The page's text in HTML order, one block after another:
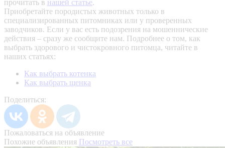
прочитать в нашей статье.
Приобретайте породистых животных только в
специализированных питомниках или у проверенных
заводчиков. Если у вас есть подозрения на мошеннические
действия – сразу же сообщите нам. Подробнее о том, как
выбрать здорового и чистокровного питомца, читайте в
наших статьях:
Как выбрать котенка
Как выбрать щенка
Поделиться:
Пожаловаться на объявление
Похожие объявления Посмотреть все